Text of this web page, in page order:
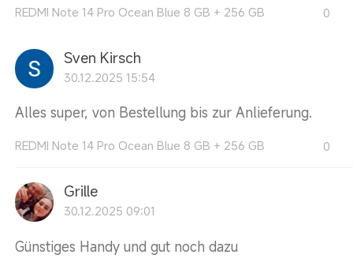
REDMI Note 14 Pro Ocean Blue 8 GB + 256 GB 0
Sven Kirsch
30.12.2025 15:54
Alles super, von Bestellung bis zur Anlieferung.
REDMI Note 14 Pro Ocean Blue 8 GB + 256 GB 0
Grille
30.12.2025 09:01
Günstiges Handy und gut noch dazu